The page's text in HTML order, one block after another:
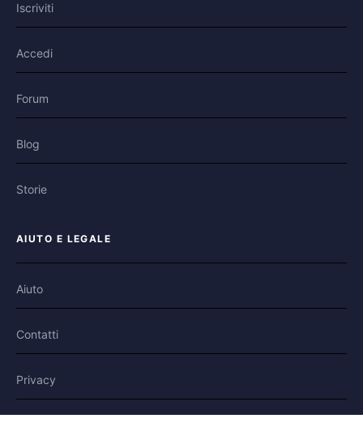
Iscriviti
Accedi
Forum
Blog
Storie
AIUTO E LEGALE
Aiuto
Contatti
Privacy